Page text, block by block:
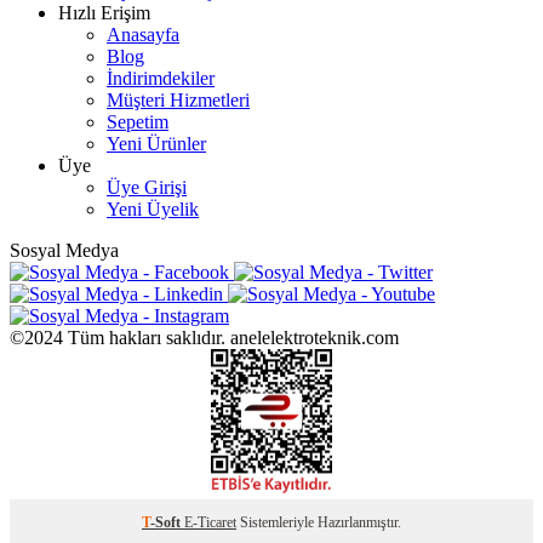
NYM kablonun kalite, işlevsellik dayanıklılık gibi özellikleri ön
plana çıkar. Elektrik enerjisini verimli ve güvenli bir şekilde
aktaran kablo seçenekleridir. Bakır iletkenli özelliğe sahip olan
NYM kablolar, PVC bazlı özel termoplastik yalıtkanlıdır. Antigron
kablo fiyatları kablonun uzunluğuna, kablo özelliklerine göre
değişebilir. En uygun fiyatla yüksek kalitede antigron kablo
tercihini sitemizden yapabilirsiniz. NYM tarzı kablolar; kuru, nemli
ya da ıslak ortamlarda kullanıma uygundur. Alüminyum ya da
bakır malzemeden üretilen NYM kabloların en dikkat çekici
2x6 antigron kablo gibi farklı uzunluklarda seçenekleri bulunur.
Kullanım alanına göre kablo uzunluğu belirlemek mümkündür.
NYM kablolar iç mekân tesisatlarında kullanılmak üzere tasarlanan
kablolardır. Nemli ortamlar kullanılabilir olması bir diğer önemli
özelliğidir. 4x6 antigron kablo en çok tercih edilen kablo
seçeneklerinden biridir. Sağlam yapısıyla NYM kablolar oldukça
fazla alanda kullanılır. Konutlarda, iş yerlerinde, endüstriyel
alanlarda sağlam ve işlevsel kablo çeşidi olarak tercih edilir.
Sitemizde sunulan avantajlı antigron kablo fiyatları ile kullanım
alanınıza göre en doğru kablo tercihlerini uygun fiyatlarla
sitemizden inceleyebilir yüksek kalitede kablo tercihi yaparken
Hızlı Erişim
Anasayfa
Blog
İndirimdekiler
Müşteri Hizmetleri
Sepetim
Yeni Ürünler
Üye
Üye Girişi
Yeni Üyelik
Sosyal Medya
©2024 Tüm hakları saklıdır. anelelektroteknik.com
T-Soft E-Ticaret Sistemleriyle Hazırlanmıştır.